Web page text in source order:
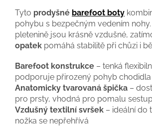
Tyto prodyšné barefoot boty
pohybu s bezpečným vedením nohy.
pletenině jsou krásně vzdušné,
opatek pomáhá stabilitě při chůzi i
Barefoot konstrukce – tenká
podporuje přirozený pohyb chodidla
Anatomicky tvarovaná špička –
pro prsty, vhodná pro pomalu
Vzdušný textilní svršek – ideální do
nožka se nepřehřívá